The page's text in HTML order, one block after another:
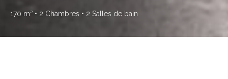
170 m² • 2 Chambres • 2 Salles de bain